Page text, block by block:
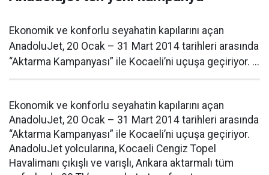
Ekonomik ve konforlu seyahatin kapılarını açan
AnadoluJet, 20 Ocak – 31 Mart 2014 tarihleri arasında
“Aktarma Kampanyası” ile Kocaeli’ni uçuşa geçiriyor. ...
Ekonomik ve konforlu seyahatin kapılarını açan
AnadoluJet, 20 Ocak – 31 Mart 2014 tarihleri arasında
“Aktarma Kampanyası” ile Kocaeli’ni uçuşa geçiriyor.
AnadoluJet yolcularına, Kocaeli Cengiz Topel
Havalimanı çıkışlı ve varışlı, Ankara aktarmalı tüm